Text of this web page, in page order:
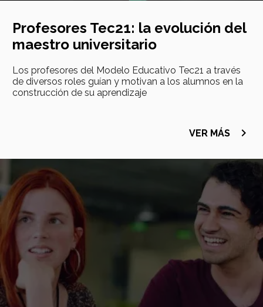
Profesores Tec21: la evolución del
maestro universitario
Los profesores del Modelo Educativo Tec21 a través
de diversos roles guían y motivan a los alumnos en la
construcción de su aprendizaje
VER MÁS navigate_next
principal